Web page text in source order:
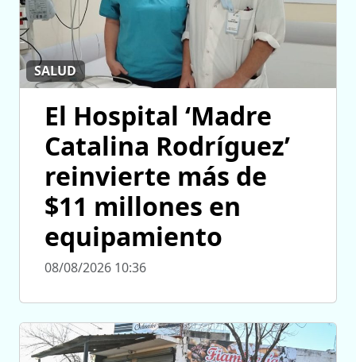
SALUD
El Hospital ‘Madre
Catalina Rodríguez’
reinvierte más de
$11 millones en
equipamiento
08/08/2026 10:36